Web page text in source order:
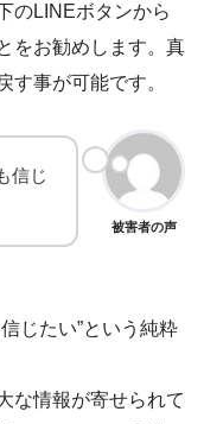
のLINEボタンから
をお勧めします。真
す事が可能です。
被害者の声
信じ
じたい”という純粋
な情報が寄せられて